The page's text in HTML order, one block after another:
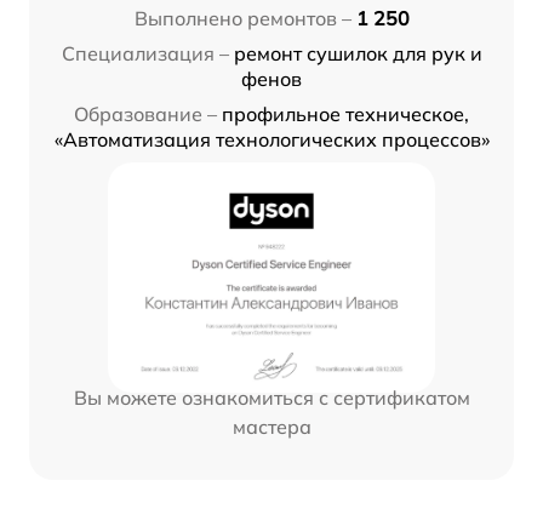
Выполнено ремонтов – 1 250
Специализация – ремонт сушилок для рук и
фенов
Образование – профильное техническое,
«Автоматизация технологических процессов»
Вы можете ознакомиться с сертификатом
мастера